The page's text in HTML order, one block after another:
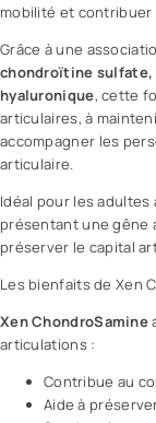
mobilité et
Grâce à une
chondroïtine
hyaluronique, cette
articulaires, à
accompagner les
articulaire.
Idéal pour les
présentant une gêne
préserver le capital
Les bienfaits de Xen
Xen ChondroSamine
articulations :
Contribue au
Aide à